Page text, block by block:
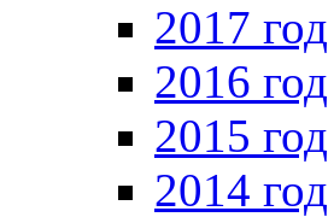
2017 год
2016 год
2015 год
2014 год